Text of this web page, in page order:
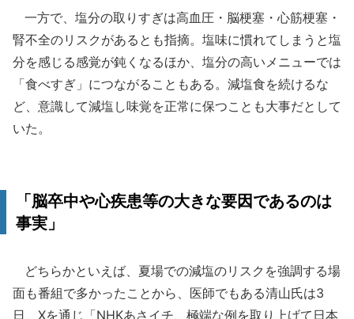
一方で、塩分の取りすぎは高血圧・脳梗塞・心筋梗塞・
腎不全のリスクがあるとも指摘。塩味に慣れてしまうと塩
分を感じる感覚が鈍くなるほか、塩分の高いメニューでは
「食べすぎ」につながることもある。減塩食を続けるな
ど、意識して減塩し味覚を正常に保つことも大事だとして
いた。
「脳卒中や心疾患等の大きな要因であるのは
事実」
どちらかといえば、夏場での減塩のリスクを強調する場
面も番組で多かったことから、医師でもある清山氏は3
日、Xを通じ「NHKあさイチ、極端な例を取り上げて日本